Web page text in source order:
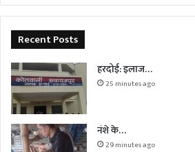
Recent Posts
हरदोई: इलाज…
25 minutes ago
नंशे के…
29 minutes ago